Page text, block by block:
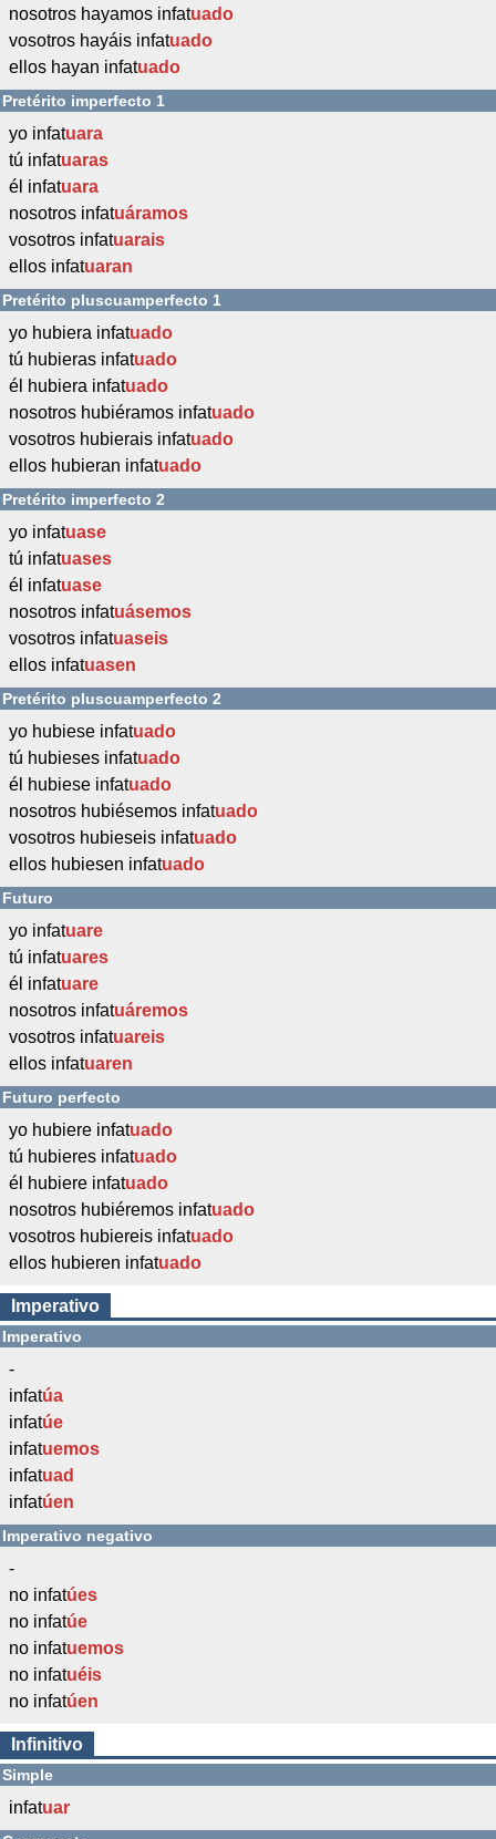
nosotros hayamos infatuado
vosotros hayáis infatuado
ellos hayan infatuado
Pretérito imperfecto 1
yo infatuara
tú infatuaras
él infatuara
nosotros infatuáramos
vosotros infatuarais
ellos infatuaran
Pretérito pluscuamperfecto 1
yo hubiera infatuado
tú hubieras infatuado
él hubiera infatuado
nosotros hubiéramos infatuado
vosotros hubierais infatuado
ellos hubieran infatuado
Pretérito imperfecto 2
yo infatuase
tú infatuases
él infatuase
nosotros infatuásemos
vosotros infatuaseis
ellos infatuasen
Pretérito pluscuamperfecto 2
yo hubiese infatuado
tú hubieses infatuado
él hubiese infatuado
nosotros hubiésemos infatuado
vosotros hubieseis infatuado
ellos hubiesen infatuado
Futuro
yo infatuare
tú infatuares
él infatuare
nosotros infatuáremos
vosotros infatuareis
ellos infatuaren
Futuro perfecto
yo hubiere infatuado
tú hubieres infatuado
él hubiere infatuado
nosotros hubiéremos infatuado
vosotros hubiereis infatuado
ellos hubieren infatuado
Imperativo
Imperativo
-
infatúa
infatúe
infatuemos
infatuad
infatúen
Imperativo negativo
-
no infatúes
no infatúe
no infatuemos
no infatuéis
no infatúen
Infinitivo
Simple
infatuar